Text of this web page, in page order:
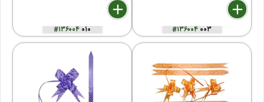
delete
remove
add
#۱۳۶۰۰۴۰۱۰
delete
remove
add
#۱۳۶۰۰۴۰۰۳